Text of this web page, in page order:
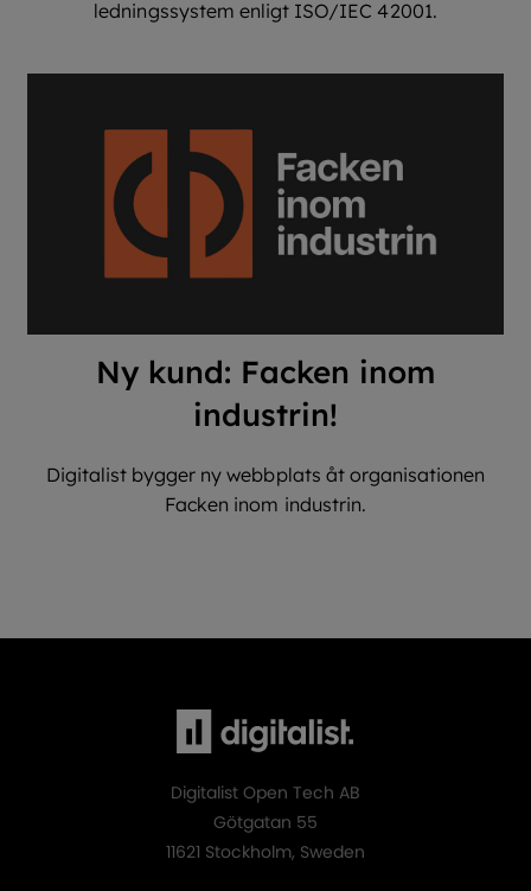
ledningssystem enligt ISO/IEC 42001.
Ny kund: Facken inom
industrin!
Digitalist bygger ny webbplats åt organisationen
Facken inom industrin.
Digitalist Open Tech AB
Götgatan 55
11621 Stockholm, Sweden